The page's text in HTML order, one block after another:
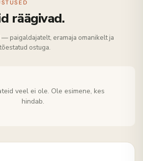
räägivad.
paigaldajatelt, eramaja omanikelt ja
ostuga.
veel ei ole. Ole esimene, kes
hindab.